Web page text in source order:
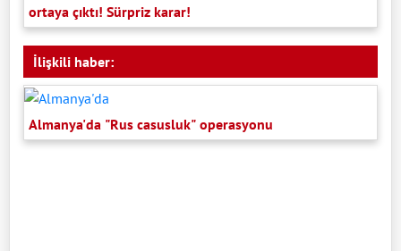
ortaya çıktı! Sürpriz karar!
İlişkili haber:
Almanya'da "Rus casusluk" operasyonu